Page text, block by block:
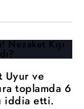
Uyur ve
toplamda 6
iddia etti.